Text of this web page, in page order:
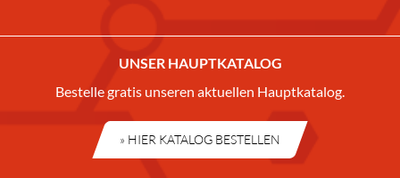
UNSER HAUPTKATALOG
Bestelle gratis unseren aktuellen Hauptkatalog.
» HIER KATALOG BESTELLEN